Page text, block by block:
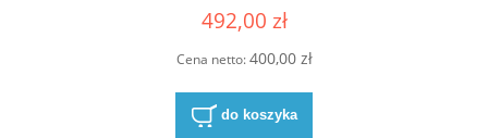
492,00 zł
Cena netto:400,00 zł
do koszyka